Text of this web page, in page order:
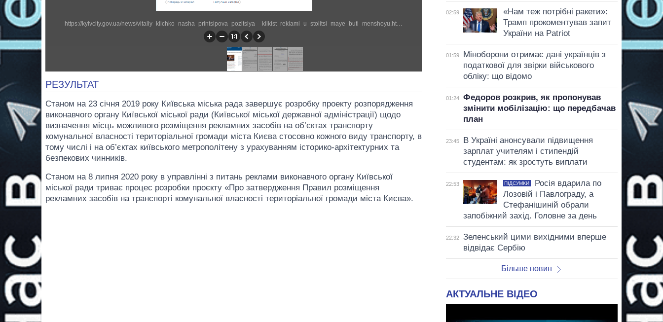
https://kyivcity.gov.ua/news/vitaliy_klichko_nasha_printsipova_pozitsiya__kilkist_reklami_u_stolitsi_maye_buti_menshoyu.html (1183 × 1342)
РЕЗУЛЬТАТ
Станом на 23 січня 2019 року Київська міська рада завершує розробку проекту розпорядження
виконавчого органу Київської міської ради (Київської міської державної адміністрації) щодо
визначення місць можливого розміщення рекламних засобів на об’єктах транспорту
комунальної власності територіальної громади міста Києва стосовно кожного виду транспорту, в
тому числі і на об’єктах київського метрополітену з урахуванням історико-архітектурних та
безпекових чинників.
Станом на 8 липня 2020 року в управлінні з питань реклами виконавчого органу Київської
міської ради триває процес розробки проєкту «Про затвердження Правил розміщення
рекламних засобів на транспорті комунальної власності територіальної громади міста Києва».
02:59
«Нам теж потрібні ракети»:
Трамп прокоментував запит
України на Patriot
01:59
Міноборони отримає дані українців з
податкової для звірки військового
обліку: що відомо
01:24
Федоров розкрив, як пропонував
змінити мобілізацію: що передбачав
план
23:45
В Україні анонсували підвищення
зарплат учителям і стипендій
студентам: як зростуть виплати
22:53 ПІДСУМКИ
Росія вдарила по
Лозовій і Павлограду, а
Стефанішиній обрали
запобіжний захід. Головне за день
22:32
Зеленський цими вихідними вперше
відвідає Сербію
Більше новин
АКТУАЛЬНЕ ВІДЕО